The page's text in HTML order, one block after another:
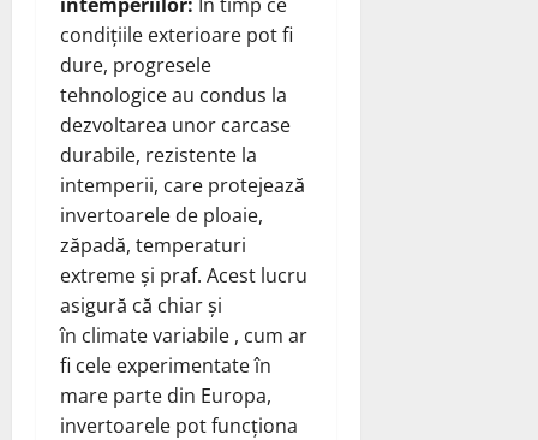
condițiile exterioare pot fi
dure, progresele
tehnologice au condus la
dezvoltarea unor carcase
durabile, rezistente la
intemperii, care protejează
invertoarele de ploaie,
zăpadă, temperaturi
extreme și praf. Acest lucru
asigură că chiar și
în climate variabile , cum ar
fi cele experimentate în
mare parte din Europa,
invertoarele pot funcționa